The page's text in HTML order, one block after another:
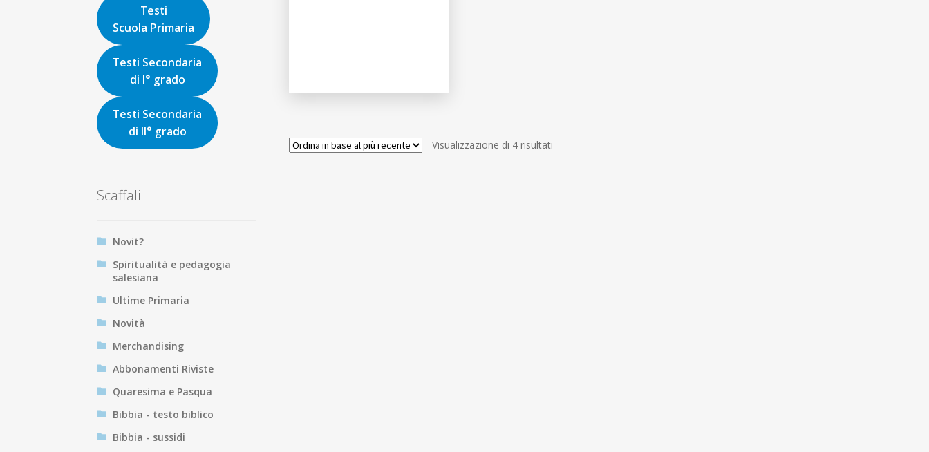
Visualizzazione di 4 risultatiOrdina
Testi
Scuola Primaria
Testi Secondaria
di I° grado
Testi Secondaria
di II° grado
Scaffali
Novit?
Spiritualità e pedagogia
salesiana
Ultime Primaria
Novità
Merchandising
Abbonamenti Riviste
Quaresima e Pasqua
Bibbia - testo biblico
Bibbia - sussidi